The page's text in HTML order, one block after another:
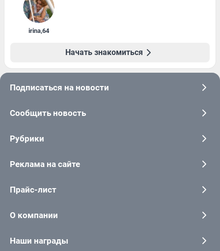
irina,64
Начать знакомиться
Подписаться на новости
Сообщить новость
Рубрики
Реклама на сайте
Прайс-лист
О компании
Наши награды